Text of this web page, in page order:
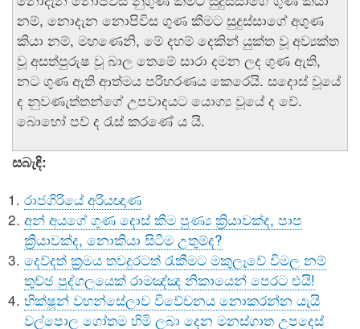
නම්, නොදැන නොපිවිස ගුණ කීමට සුදුස්සාගේ අගුණ
කියා නම්, මහණෙනි, මේ දහම් දෙකින් යුක්ත වූ අව්‍යක්ත
වූ අසත්පුරුෂ වූ බාල තෙමේ සාරා දමන ලද ගුණ ඇති,
නට ගුණ ඇති ආත්මය පරිහරණය කෙරෙයි. සදොස් වූයේ
ද නුවණැත්තන්ගේ උපවාදයට යොග්‍ය වූයේ ද වේ.
බොහෝ පව් ද රැස් කරණේ ය යි.
සබැඳි:
රාජගිරියේ අරියඥාණ
අන් අයගේ ගුණ දොස් කීම පුණ්‍ය ක්‍රියාවක්ද, පාප
ක්‍රියාවක්ද, නොකියා සිටීම උතුම්ද?
දෙව්දත් ක්‍රමය තවදුරටත් රැකීමට මකුලෑවේ විමල නම්
තුච්ඡ පුද්ගලයෙක් රාමඤ්ඤ නිකායෙන් පෙරට එයි!
භික්ෂූන් වහන්සේලාව විවේචනය නොකරන්න යැයි
වල්පොල ගෝතම හිමි ලබා දෙන මනස්ගාත උපදෙස්